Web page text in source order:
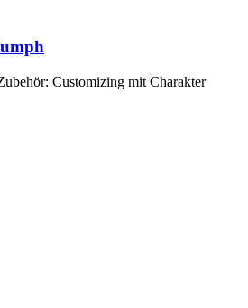
Customizing mit Charakter